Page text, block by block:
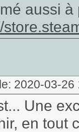
aussi à
2020-03-
Une
en tout